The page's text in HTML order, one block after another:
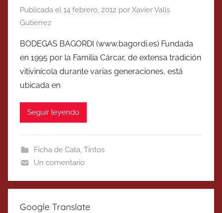
Publicada el 14 febrero, 2012 por Xavier Valls
Gutierrez
BODEGAS BAGORDI (www.bagordi.es) Fundada
en 1995 por la Familia Cárcar, de extensa tradición
vitivinícola durante varias generaciones, está
ubicada en
Seguir leyendo
Ficha de Cata, Tintos
Un comentario
Google Translate